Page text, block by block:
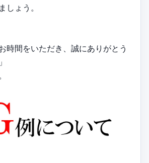
しょう。
時間をいただき、誠にありがとう